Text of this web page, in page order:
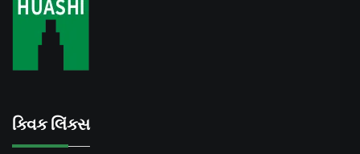
ક્વિક લિંક્સ